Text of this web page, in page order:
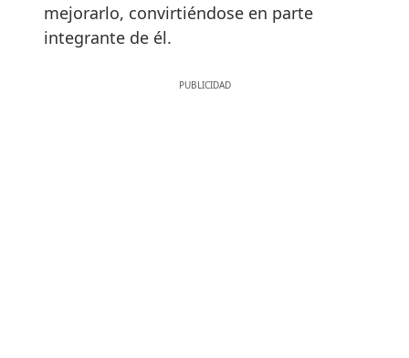
mejorarlo, convirtiéndose en parte
integrante de él.